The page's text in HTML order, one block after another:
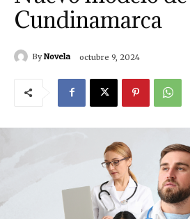
Cundinamarca
By Novela octubre 9, 2024